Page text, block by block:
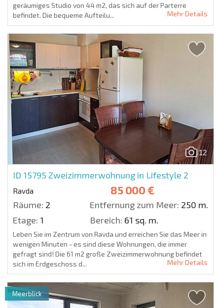
geräumiges Studio von 44 m2, das sich auf der Parterre
befindet. Die bequeme Aufteilu...
Mehr Details
12
ID 15795 Zweizimmerwohnung in Lifestyle 2
Ravda 85 000 €
Räume: 2 Entfernung zum Meer: 250 m.
Etage: 1 Bereich: 61 sq. m.
Leben Sie im Zentrum von Ravda und erreichen Sie das Meer in
wenigen Minuten - es sind diese Wohnungen, die immer
gefragt sind! Die 61 m2 große Zweizimmerwohnung befindet
sich im Erdgeschoss d...
Mehr Details
Meerblick